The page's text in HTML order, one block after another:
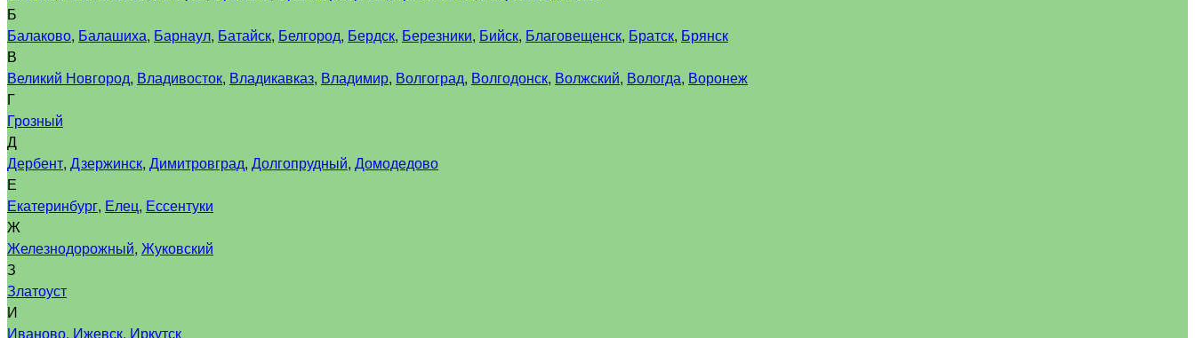
Б
Балаково, Балашиха, Барнаул, Батайск, Белгород, Бердск, Березники, Бийск, Благовещенск, Братск, Брянск
В
Великий Новгород, Владивосток, Владикавказ, Владимир, Волгоград, Волгодонск, Волжский, Вологда, Воронеж
Г
Грозный
Д
Дербент, Дзержинск, Димитровград, Долгопрудный, Домодедово
Е
Екатеринбург, Елец, Ессентуки
Ж
Железнодорожный, Жуковский
З
Златоуст
И
Иваново, Ижевск, Иркутск